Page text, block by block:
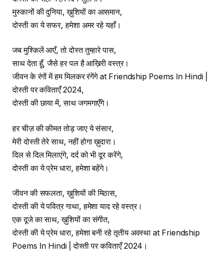
मुस्कानों की दुनिया, ख़ुशियों का आसमान,
दोस्ती का ये सफर, हमेशा अमर रहे यहाँ।
जब मुश्किलें आएँ, तो दोस्त तुम्हारे पास,
साथ देता हूँ, जैसे हर पल है आख़िरी वस्त्र।
जीवन के रंगों में हम मिलकर रंगेंगे at Friendship Poems In Hindi |
दोस्ती पर कविताएँ 2024,
दोस्ती की छाया में, साथ जगमगाएँगे।
हर चीज़ की कीमत तोड़ जाए ये संसार,
मेरी दोस्ती तेरे साथ, नहीं होगा ख़ुदारा।
दिल से दिल मिलाएंगे, दर्द को भी दूर करेंगे,
दोस्ती का ये प्रेम धारा, हमेशा बहेंगे।
जीवन की सफलता, ख़ुशियों की मिठास,
दोस्ती की ये पवित्र गाथा, हमेशा याद रहे वस्त्र।
एक दूजे का साथ, ख़ुशियों का संगीत,
दोस्ती की ये प्रेम धारा, हमेशा बनी रहे तृतीय अवस्था at Friendship
Poems In Hindi | दोस्ती पर कविताएँ 2024।